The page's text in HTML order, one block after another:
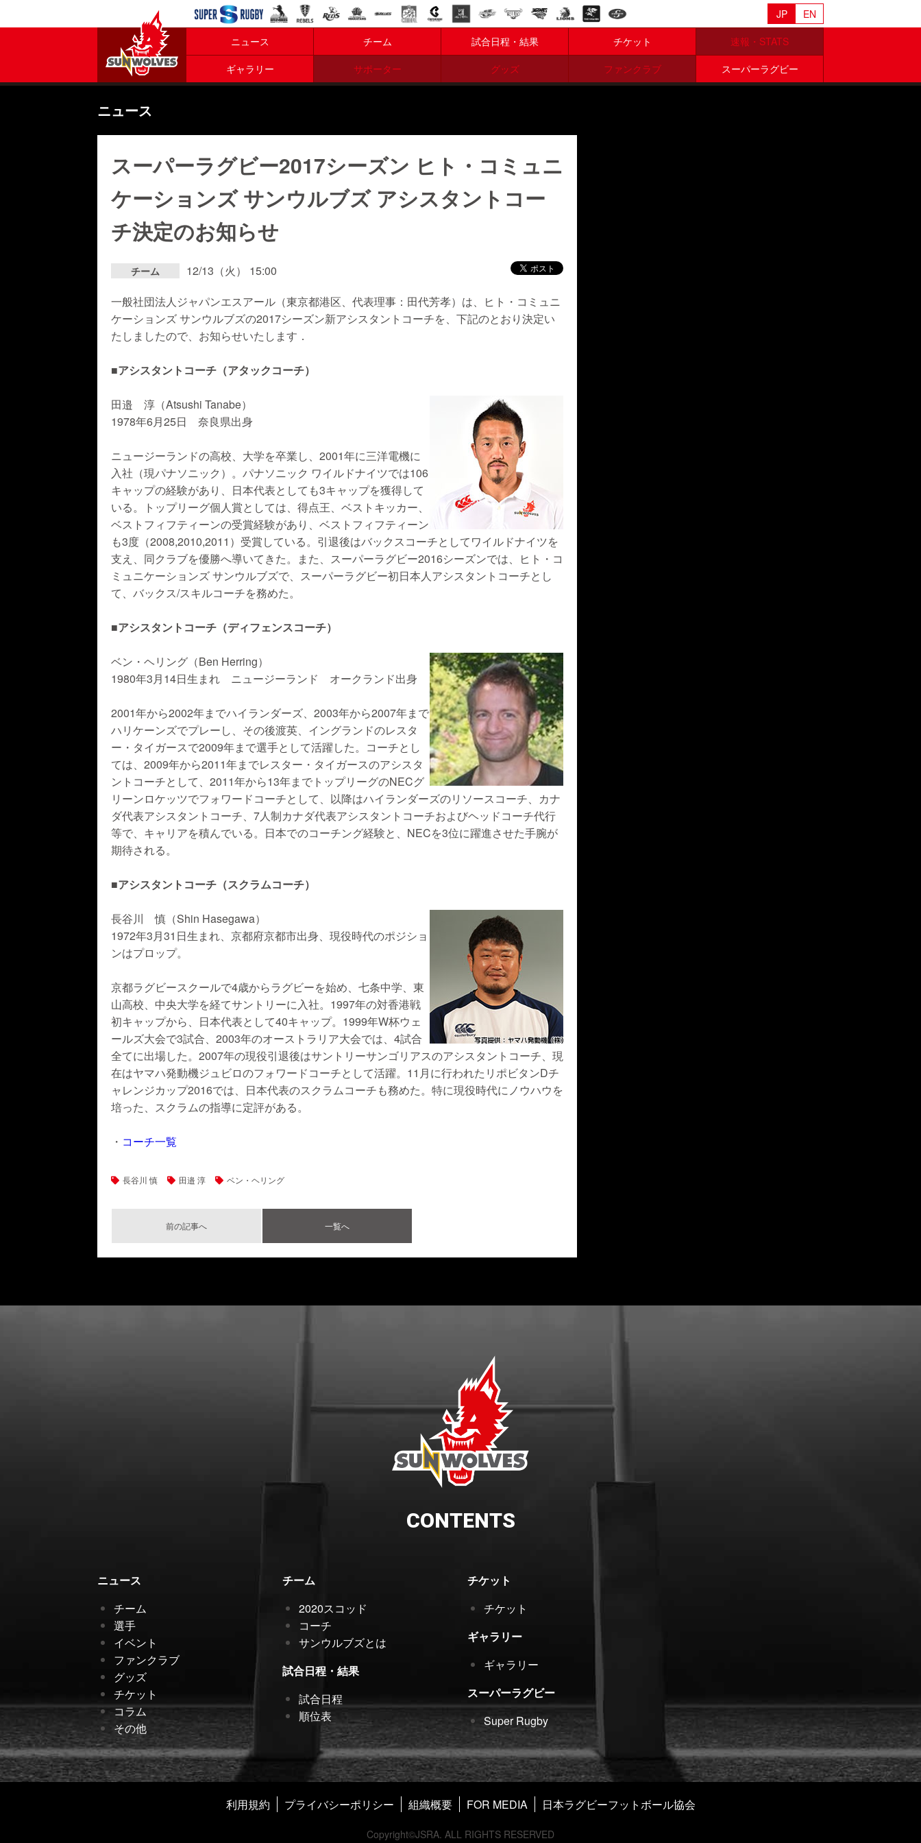
ニュース チーム 試合日程・結果 チケット
速報・STATS
ギャラリー
サポーター グッズ ファンクラブ スーパーラグビー
JP EN
ニュース
スーパーラグビー2017シーズン ヒト・コミュニ
ケーションズ サンウルブズ アシスタントコー
チ決定のお知らせ
チーム
12/13（火） 15:00
一般社団法人ジャパンエスアール（東京都港区、代表理事：田代芳孝）は、ヒト・コミュニ
ケーションズ サンウルブズの2017シーズン新アシスタントコーチを、下記のとおり決定い
たしましたので、お知らせいたします．
■アシスタントコーチ（アタックコーチ）
田邉 淳（Atsushi Tanabe）
1978年6月25日 奈良県出身
ニュージーランドの高校、大学を卒業し、2001年に三洋電機に
入社（現パナソニック）。パナソニック ワイルドナイツでは106
キャップの経験があり、日本代表としても3キャップを獲得して
いる。トップリーグ個人賞としては、得点王、ベストキッカー、
ベストフィフティーンの受賞経験があり、ベストフィフティーン
も3度（2008,2010,2011）受賞している。引退後はバックスコーチとしてワイルドナイツを
支え、同クラブを優勝へ導いてきた。また、スーパーラグビー2016シーズンでは、ヒト・コ
ミュニケーションズ サンウルブズで、スーパーラグビー初日本人アシスタントコーチとし
て、バックス/スキルコーチを務めた。
■アシスタントコーチ（ディフェンスコーチ）
ベン・ヘリング（Ben Herring）
1980年3月14日生まれ ニュージーランド オークランド出身
2001年から2002年までハイランダーズ、2003年から2007年まで
ハリケーンズでプレーし、その後渡英、イングランドのレスタ
ー・タイガースで2009年まで選手として活躍した。コーチとし
ては、2009年から2011年までレスター・タイガースのアシスタ
ントコーチとして、2011年から13年までトップリーグのNECグ
リーンロケッツでフォワードコーチとして、以降はハイランダーズのリソースコーチ、カナ
ダ代表アシスタントコーチ、7人制カナダ代表アシスタントコーチおよびヘッドコーチ代行
等で、キャリアを積んでいる。日本でのコーチング経験と、NECを3位に躍進させた手腕が
期待される。
■アシスタントコーチ（スクラムコーチ）
長谷川 慎（Shin Hasegawa）
1972年3月31日生まれ、京都府京都市出身、現役時代のポジショ
ンはプロップ。
京都ラグビースクールで4歳からラグビーを始め、七条中学、東
山高校、中央大学を経てサントリーに入社。1997年の対香港戦
初キャップから、日本代表として40キャップ。1999年W杯ウェ
ールズ大会で3試合、2003年のオーストラリア大会では、4試合
全てに出場した。2007年の現役引退後はサントリーサンゴリアスのアシスタントコーチ、現
在はヤマハ発動機ジュビロのフォワードコーチとして活躍。11月に行われたリポビタンDチ
ャレンジカップ2016では、日本代表のスクラムコーチも務めた。特に現役時代にノウハウを
培った、スクラムの指導に定評がある。
・ コーチ一覧
長谷川 慎 田邉 淳 ベン・ヘリング
前の記事へ 一覧へ
CONTENTS
ニュース
チーム
選手
イベント
ファンクラブ
グッズ
チケット
コラム
その他
チーム
2020スコッド
コーチ
サンウルブズとは
試合日程・結果
試合日程
順位表
チケット
チケット
ギャラリー
ギャラリー
スーパーラグビー
Super Rugby
利用規約 プライバシーポリシー 組織概要 FOR MEDIA 日本ラグビーフットボール協会
Copyright©JSRA. ALL RIGHTS RESERVED